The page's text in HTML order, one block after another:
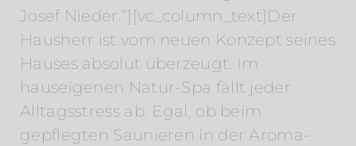
Josef Nieder.“][vc_column_text]Der
Hausherr ist vom neuen Konzept seines
Hauses absolut überzeugt. Im
hauseigenen Natur-Spa fällt jeder
Alltagsstress ab. Egal, ob beim
gepflegten Saunieren in der Aroma-